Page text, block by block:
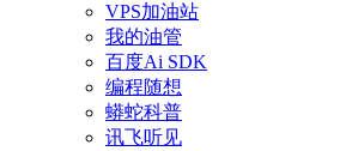
VPS加油站
我的油管
百度Ai SDK
编程随想
蟒蛇科普
讯飞听见